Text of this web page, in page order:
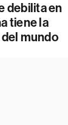
debilita en
tiene la
mundo